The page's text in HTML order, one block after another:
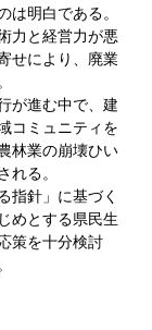
は明白である。
力と経営力が悪
せにより、廃業
が進む中で、建
コミュニティを
林業の崩壊ひい
れる。
指針」に基づく
めとする県民生
策を十分検討